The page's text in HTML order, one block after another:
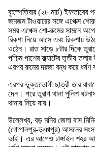
বৃহস্পতিবার (২৮ মার্চ) ইফতারের
জমজম টাওয়ারের সঙ্গে এপেক্স
সময় এপেক্স শো-রুমের সামনে
রিকশা নিয়ে আসে এবং রিকশায়
ওঠেন। রাত সাড়ে ৮টার দিকে
পশ্চিম পাশের ফ্ল্যাটের তৃতীয়
এরপর রুমের দরজা বন্ধ করে ধর্ষণ
এরপর ভুক্তভোগী ছাত্রী তার
দেন। পরে তুরাগ থানা পুলিশ
থানায় নিয়ে যায়।
উল্লেখ্য, বড় মনির জেলা বাস
(গোপালপুর-ভূঞাপুর) আসনের
ভাই। এর আগেও টাঙ্গাইল শহর